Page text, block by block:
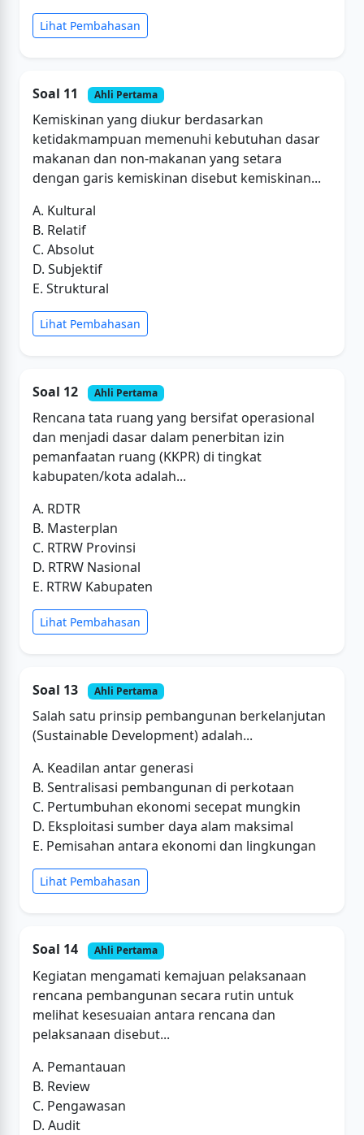
Lihat Pembahasan
Soal 11 Ahli Pertama
Kemiskinan yang diukur berdasarkan
ketidakmampuan memenuhi kebutuhan dasar
makanan dan non-makanan yang setara
dengan garis kemiskinan disebut kemiskinan...
A. Kultural
B. Relatif
C. Absolut
D. Subjektif
E. Struktural
Lihat Pembahasan
Soal 12 Ahli Pertama
Rencana tata ruang yang bersifat operasional
dan menjadi dasar dalam penerbitan izin
pemanfaatan ruang (KKPR) di tingkat
kabupaten/kota adalah...
A. RDTR
B. Masterplan
C. RTRW Provinsi
D. RTRW Nasional
E. RTRW Kabupaten
Lihat Pembahasan
Soal 13 Ahli Pertama
Salah satu prinsip pembangunan berkelanjutan
(Sustainable Development) adalah...
A. Keadilan antar generasi
B. Sentralisasi pembangunan di perkotaan
C. Pertumbuhan ekonomi secepat mungkin
D. Eksploitasi sumber daya alam maksimal
E. Pemisahan antara ekonomi dan lingkungan
Lihat Pembahasan
Soal 14 Ahli Pertama
Kegiatan mengamati kemajuan pelaksanaan
rencana pembangunan secara rutin untuk
melihat kesesuaian antara rencana dan
pelaksanaan disebut...
A. Pemantauan
B. Review
C. Pengawasan
D. Audit